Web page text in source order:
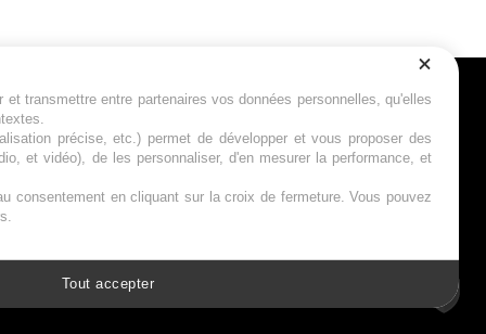
nous
transmettre entre partenaires vos données personnelles, qu'elles
précise, etc.) permet de développer et vous proposer des
et vidéo), de les personnaliser, d'en mesurer la performance, et
en cliquant sur la croix de fermeture. Vous pouvez
Tout accepter